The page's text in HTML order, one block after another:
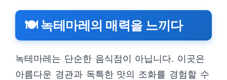
🍽️ 녹테마레의 매력을 느끼다
녹테마레는 단순한 음식점이 아닙니다. 이곳은
아름다운 경관과 독특한 맛의 조화를 경험할 수